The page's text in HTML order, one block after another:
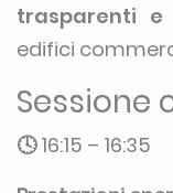
trasparenti e
edifici
Sessione
🕓16:15 – 16:35